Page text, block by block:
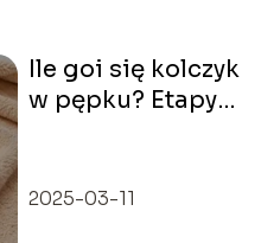
Ile goi się kolczyk
w pępku? Etapy
2025-03-11